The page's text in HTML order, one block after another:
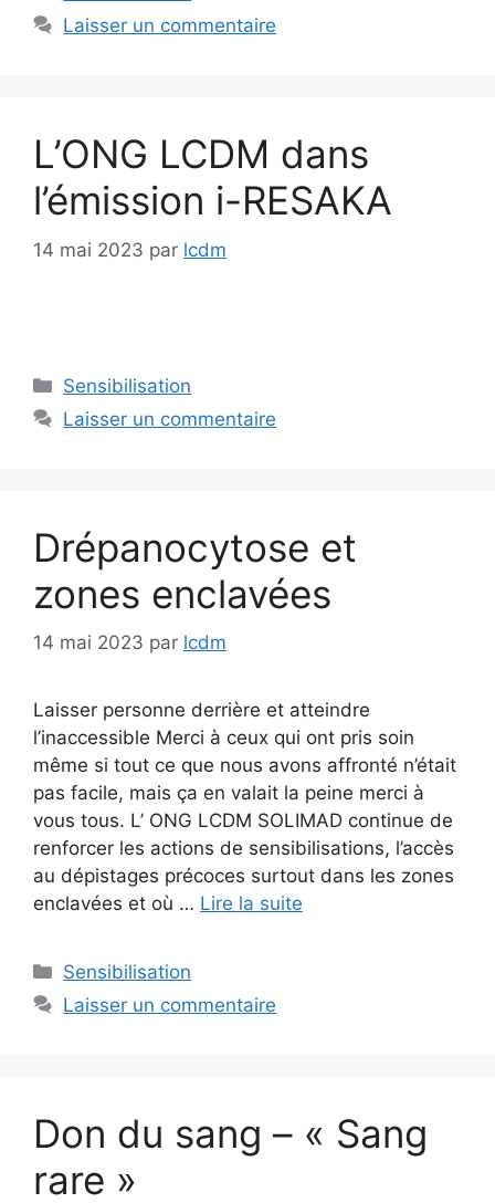
Laisser un commentaire
L’ONG LCDM dans
l’émission i-RESAKA
14 mai 2023 par lcdm
Catégories
Sensibilisation
Laisser un commentaire
Drépanocytose et
zones enclavées
14 mai 2023 par lcdm
Laisser personne derrière et atteindre
l’inaccessible Merci à ceux qui ont pris soin
même si tout ce que nous avons affronté n’était
pas facile, mais ça en valait la peine merci à
vous tous. L’ ONG LCDM SOLIMAD continue de
renforcer les actions de sensibilisations, l’accès
au dépistages précoces surtout dans les zones
enclavées et où … Lire la suite
Catégories
Sensibilisation
Laisser un commentaire
Don du sang – « Sang
rare »